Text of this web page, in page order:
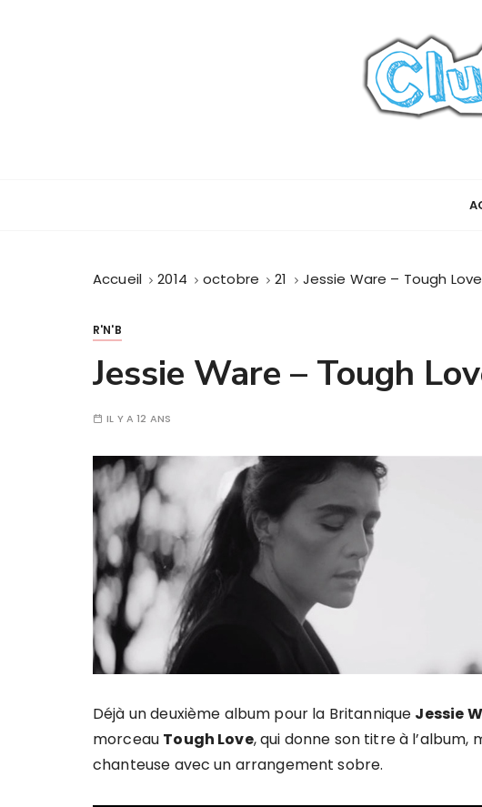
Accueil 2014 octobre 21 Jessie Ware – Tough Love
R'N'B
Jessie Ware – Tough
IL Y A 12 ANS
Déjà un deuxième album pour la Britannique Jessie
morceau Tough Love, qui donne son titre à l’album,
chanteuse avec un arrangement sobre.